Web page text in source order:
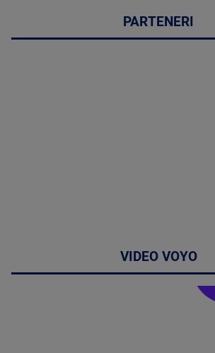
PARTENERI
VIDEO VOYO